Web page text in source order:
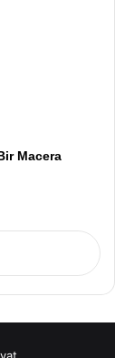
Macera